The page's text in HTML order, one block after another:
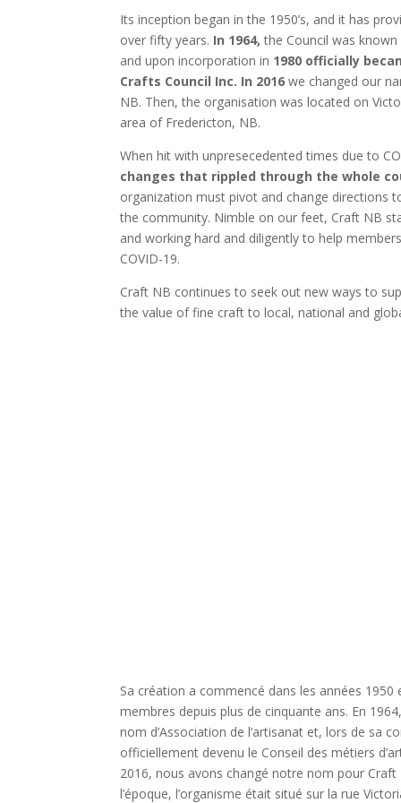
Its inception began in the 1950’s, and it has
over fifty years. In 1964, the Council was
and upon incorporation in 1980 officially
Crafts Council Inc. In 2016 we changed our
NB. Then, the organisation was located on
area of Fredericton, NB.
When hit with unpresecedented times due to
changes that rippled through the whole
organization must pivot and change directions
the community. Nimble on our feet, Craft NB
and working hard and diligently to help
COVID-19.
Craft NB continues to seek out new ways to
the value of fine craft to local, national and
Sa création a commencé dans les années
membres depuis plus de cinquante ans. En
nom d’Association de l’artisanat et, lors de sa
officiellement devenu le Conseil des métiers
2016, nous avons changé notre nom pour Craft
l’époque, l’organisme était situé sur la rue